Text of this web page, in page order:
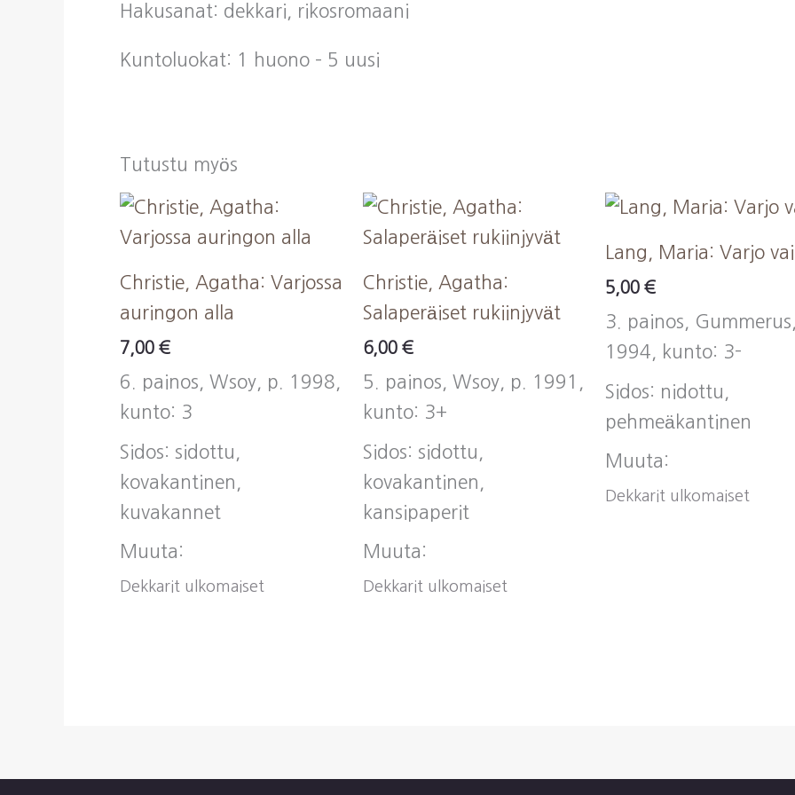
Hakusanat: dekkari, rikosromaani
Kuntoluokat: 1 huono – 5 uusi
Tutustu myös
Christie, Agatha: Varjossa
auringon alla
7,00 €
6. painos, Wsoy, p. 1998,
kunto: 3
Sidos: sidottu,
kovakantinen,
kuvakannet
Muuta:
Dekkarit ulkomaiset
Christie, Agatha:
Salaperäiset rukiinjyvät
6,00 €
5. painos, Wsoy, p. 1991,
kunto: 3+
Sidos: sidottu,
kovakantinen,
kansipaperit
Muuta:
Dekkarit ulkomaiset
Lang, Maria: Varjo
5,00 €
3. painos,
1994, kunto: 3-
Sidos: nidottu,
pehmeäkantinen
Muuta:
Dekkarit ulkomaiset